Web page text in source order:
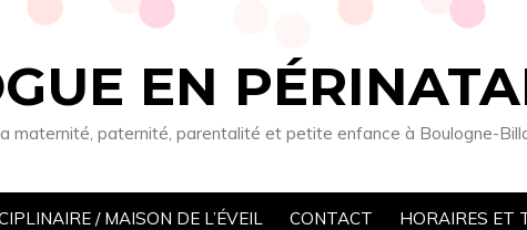
EN
maternité, paternité, parentalité et petite enfance à Boulogne-
/ MAISON DE L’ÉVEIL CONTACT HORAIRES ET